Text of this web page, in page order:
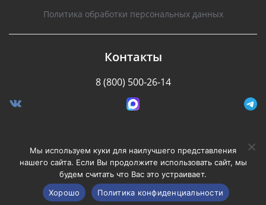
Политика обработки персональных данных
Контакты
8 (800) 500-26-14
Разработано Stormcorp
Copyright © 2008-2020, Silverstone F1. Все права
защищены.
Мы используем куки для наилучшего представления
нашего сайта. Если Вы продолжите использовать сайт, мы
будем считать что Вас это устраивает.
Хорошо
Политика конфиденциальности